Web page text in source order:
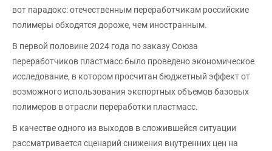
вот парадокс: отечественным переработчикам российские
полимеры обходятся дороже, чем иностранным.
В первой половине 2024 года по заказу Союза
переработчиков пластмасс было проведено экономическое
исследование, в котором просчитан бюджетный эффект от
возможного использования экспортных объемов базовых
полимеров в отрасли переработки пластмасс.
В качестве одного из выходов в сложившейся ситуации
рассматривается сценарий снижения внутренних цен на